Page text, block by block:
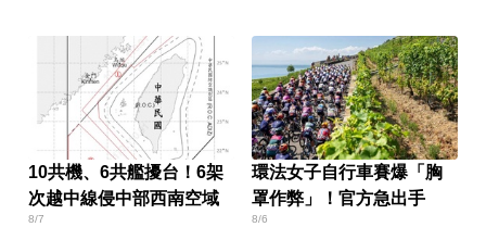
10共機、6共艦擾台！6架
次越中線侵中部西南空域
8/7
環法女子自行車賽爆「胸
罩作弊」！官方急出手
8/6